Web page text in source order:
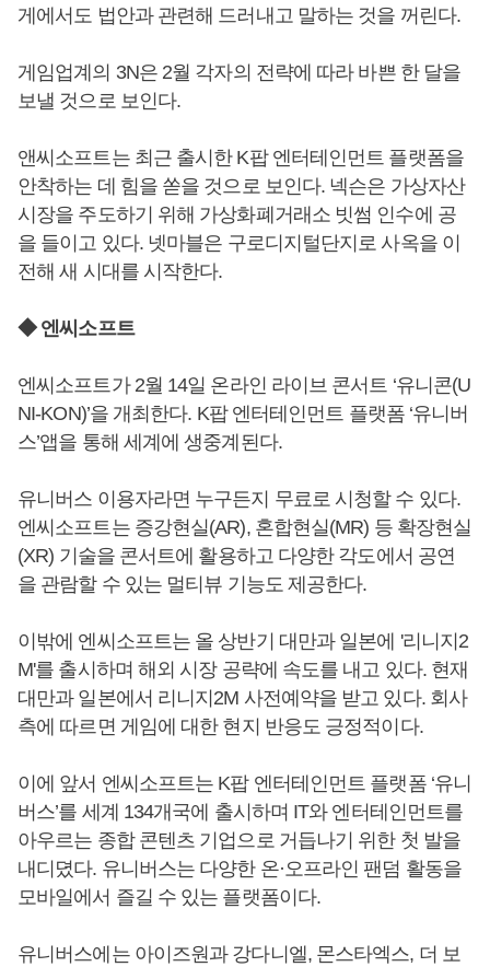
게에서도 법안과 관련해 드러내고 말하는 것을 꺼린다.
게임업계의 3N은 2월 각자의 전략에 따라 바쁜 한 달을
보낼 것으로 보인다.
앤씨소프트는 최근 출시한 K팝 엔터테인먼트 플랫폼을
안착하는 데 힘을 쏟을 것으로 보인다. 넥슨은 가상자산
시장을 주도하기 위해 가상화폐거래소 빗썸 인수에 공
을 들이고 있다. 넷마블은 구로디지털단지로 사옥을 이
전해 새 시대를 시작한다.
◆ 엔씨소프트
엔씨소프트가 2월 14일 온라인 라이브 콘서트 ‘유니콘(U
NI-KON)’을 개최한다. K팝 엔터테인먼트 플랫폼 ‘유니버
스’앱을 통해 세계에 생중계된다.
유니버스 이용자라면 누구든지 무료로 시청할 수 있다.
엔씨소프트는 증강현실(AR), 혼합현실(MR) 등 확장현실
(XR) 기술을 콘서트에 활용하고 다양한 각도에서 공연
을 관람할 수 있는 멀티뷰 기능도 제공한다.
이밖에 엔씨소프트는 올 상반기 대만과 일본에 '리니지2
M'를 출시하며 해외 시장 공략에 속도를 내고 있다. 현재
대만과 일본에서 리니지2M 사전예약을 받고 있다. 회사
측에 따르면 게임에 대한 현지 반응도 긍정적이다.
이에 앞서 엔씨소프트는 K팝 엔터테인먼트 플랫폼 ‘유니
버스’를 세계 134개국에 출시하며 IT와 엔터테인먼트를
아우르는 종합 콘텐츠 기업으로 거듭나기 위한 첫 발을
내디뎠다. 유니버스는 다양한 온·오프라인 팬덤 활동을
모바일에서 즐길 수 있는 플랫폼이다.
유니버스에는 아이즈원과 강다니엘, 몬스타엑스, 더 보